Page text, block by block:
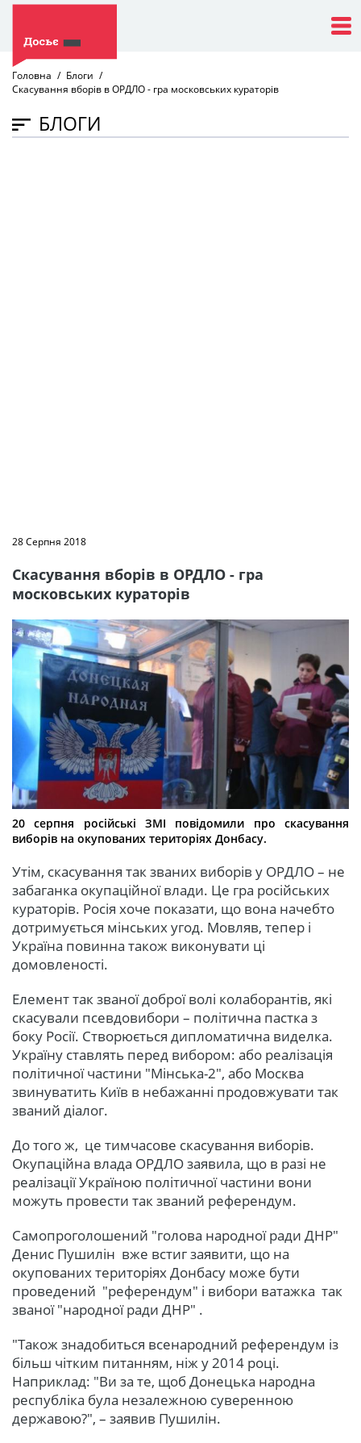
Головна
Блоги
Скасування вборів в ОРДЛО - гра московських кураторів
БЛОГИ
28 Серпня 2018
Скасування вборів в ОРДЛО - гра
московських кураторів
20 серпня російські ЗМІ повідомили про скасування
виборів на окупованих територіях Донбасу.
Утім, скасування так званих виборів у ОРДЛО – не
забаганка окупаційної влади. Це гра російських
кураторів. Росія хоче показати, що вона начебто
дотримується мінських угод. Мовляв, тепер і
Україна повинна також виконувати ці
домовленості.
Елемент так званої доброї волі колаборантів, які
скасували псевдовибори – політична пастка з
боку Росії. Створюється дипломатична виделка.
Україну ставлять перед вибором: або реалізація
політичної частини "Мінська-2", або Москва
звинуватить Київ в небажанні продовжувати так
званий діалог.
До того ж, це тимчасове скасування виборів.
Окупаційна влада ОРДЛО заявила, що в разі не
реалізації Україною політичної частини вони
можуть провести так званий референдум.
Самопроголошений "голова народної ради ДНР"
Денис Пушилін вже встиг заявити, що на
окупованих територіях Донбасу може бути
проведений "референдум" і вибори ватажка так
званої "народної ради ДНР" .
"Також знадобиться всенародний референдум із
більш чітким питанням, ніж у 2014 році.
Наприклад: "Ви за те, щоб Донецька народна
республіка була незалежною суверенною
державою?", – заявив Пушилін.